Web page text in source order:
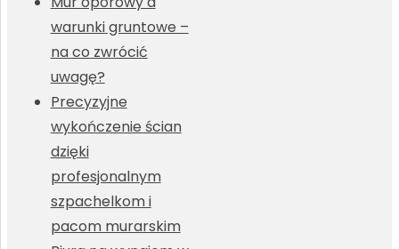
warunki gruntowe –
na co zwrócić
uwagę?
Precyzyjne
wykończenie ścian
dzięki
profesjonalnym
szpachelkom i
pacom murarskim